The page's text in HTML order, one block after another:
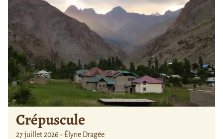
Crépuscule
27 juillet 2026 - Élyne Dragée